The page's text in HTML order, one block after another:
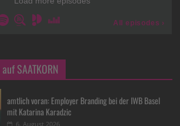
SAATKORN
amtlich voran: Employer Branding bei der IWB Basel
mit Katarina Karadzic
6. August 2026